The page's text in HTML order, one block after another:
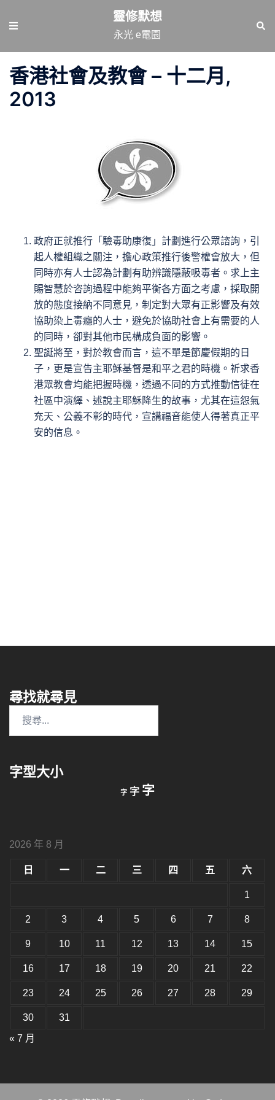
要
靈修默想
永光 e電園
香港社會及教會 – 十二月,
2013
政府正就推行「驗毒助康復」計劃進行公眾諮詢，引
起人權組織之關注，擔心政策推行後警權會放大，但
同時亦有人士認為計劃有助辨識隱蔽吸毒者。求上主
賜智慧於咨詢過程中能夠平衡各方面之考慮，採取開
放的態度接納不同意見，制定對大眾有正影響及有效
協助染上毒癮的人士，避免於協助社會上有需要的人
的同時，卻對其他市民構成負面的影響。
聖誕將至，對於教會而言，這不單是節慶假期的日
子，更是宣告主耶穌基督是和平之君的時機。祈求香
港眾教會均能把握時機，透過不同的方式推動信徒在
社區中演繹、述說主耶穌降生的故事，尤其在這怨氣
充天、公義不彰的時代，宣講福音能使人得著真正平
安的信息。
尋找就尋見
字:
字型大小
字 小
字重
小。
字放
2026 年 8 月
日 一 二 三 四 五 六
1
2 3 4 5 6 7 8
9 10 11 12 13 14 15
16 17 18 19 20 21 22
23 24 25 26 27 28 29
30
31
« 7 月